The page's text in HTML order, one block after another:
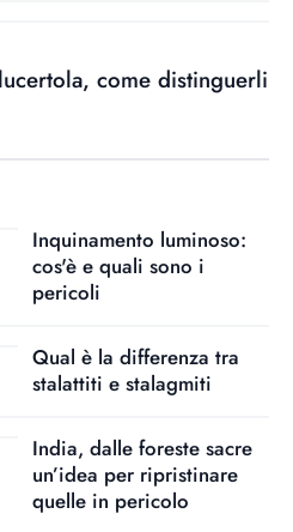
come distinguerli
Inquinamento luminoso:
cos'è e quali sono i
pericoli
Qual è la differenza tra
stalattiti e stalagmiti
India, dalle foreste sacre
un’idea per ripristinare
quelle in pericolo